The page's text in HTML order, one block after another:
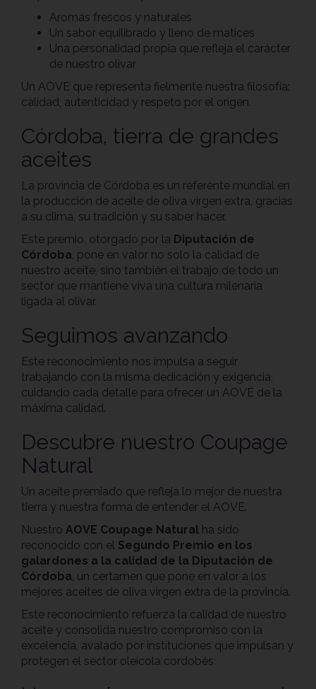
Aromas frescos y naturales
Un sabor equilibrado y lleno de matices
Una personalidad propia que refleja el carácter
de nuestro olivar
Un AOVE que representa fielmente nuestra filosofía:
calidad, autenticidad y respeto por el origen.
Córdoba, tierra de grandes
aceites
La provincia de Córdoba es un referente mundial en
la producción de aceite de oliva virgen extra, gracias
a su clima, su tradición y su saber hacer.
Este premio, otorgado por la Diputación de
Córdoba, pone en valor no solo la calidad de
nuestro aceite, sino también el trabajo de todo un
sector que mantiene viva una cultura milenaria
ligada al olivar.
Seguimos avanzando
Este reconocimiento nos impulsa a seguir
trabajando con la misma dedicación y exigencia,
cuidando cada detalle para ofrecer un AOVE de la
máxima calidad.
Descubre nuestro Coupage
Natural
Un aceite premiado que refleja lo mejor de nuestra
tierra y nuestra forma de entender el AOVE.
Nuestro AOVE Coupage Natural ha sido
reconocido con el Segundo Premio en los
galardones a la calidad de la Diputación de
Córdoba, un certamen que pone en valor a los
mejores aceites de oliva virgen extra de la provincia.
Este reconocimiento refuerza la calidad de nuestro
aceite y consolida nuestro compromiso con la
excelencia, avalado por instituciones que impulsan y
protegen el sector oleícola cordobés.